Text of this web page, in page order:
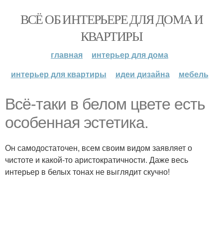
ВСЁ ОБ ИНТЕРЬЕРЕ ДЛЯ ДОМА И
КВАРТИРЫ
главная
интерьер для дома
интерьер для квартиры
идеи дизайна мебель
Всё-таки в белом цвете есть
особенная эстетика.
Он самодостаточен, всем своим видом заявляет о
чистоте и какой-то аристократичности. Даже весь
интерьер в белых тонах не выглядит скучно!